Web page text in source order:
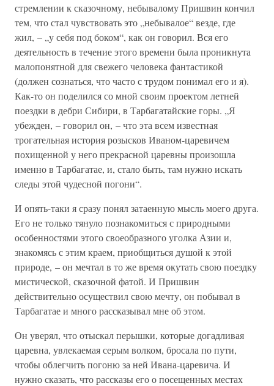
стремлении к сказочному, небывалому Пришвин кончил
тем, что стал чувствовать это „небывалое“ везде, где
жил, – „у себя под боком“, как он говорил. Вся его
деятельность в течение этого времени была проникнута
малопонятной для свежего человека фантастикой
(должен сознаться, что часто с трудом понимал его и я).
Как-то он поделился со мной своим проектом летней
поездки в дебри Сибири, в Тарбагатайские горы. „Я
убежден, – говорил он, – что эта всем известная
трогательная история розысков Иваном-царевичем
похищенной у него прекрасной царевны произошла
именно в Тарбагатае, и, стало быть, там нужно искать
следы этой чудесной погони“.
И опять-таки я сразу понял затаенную мысль моего друга.
Его не только тянуло познакомиться с природными
особенностями этого своеобразного уголка Азии и,
знакомясь с этим краем, приобщиться душой к этой
природе, – он мечтал в то же время окутать свою поездку
мистической, сказочной фатой. И Пришвин
действительно осуществил свою мечту, он побывал в
Тарбагатае и много рассказывал мне об этом.
Он уверял, что отыскал перышки, которые догадливая
царевна, увлекаемая серым волком, бросала по пути,
чтобы облегчить погоню за ней Ивана-царевича. И
нужно сказать, что рассказы его о посещенных местах